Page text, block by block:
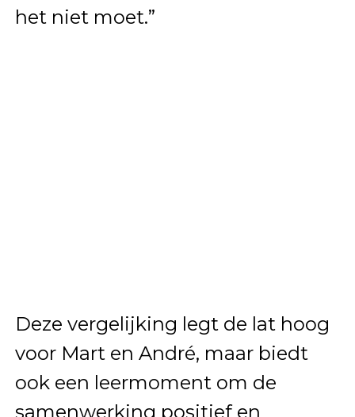
het niet moet.”
Deze vergelijking legt de lat hoog
voor Mart en André, maar biedt
ook een leermoment om de
samenwerking positief en